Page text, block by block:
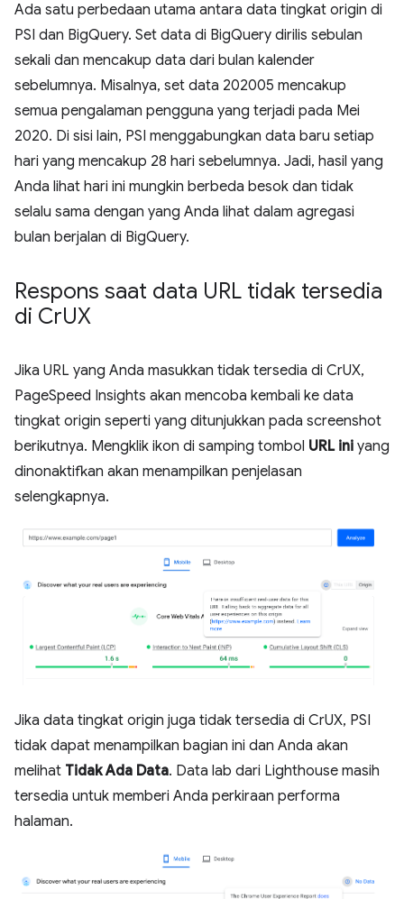
Ada satu perbedaan utama antara data tingkat origin di
PSI dan BigQuery. Set data di BigQuery dirilis sebulan
sekali dan mencakup data dari bulan kalender
sebelumnya. Misalnya, set data 202005 mencakup
semua pengalaman pengguna yang terjadi pada Mei
2020. Di sisi lain, PSI menggabungkan data baru setiap
hari yang mencakup 28 hari sebelumnya. Jadi, hasil yang
Anda lihat hari ini mungkin berbeda besok dan tidak
selalu sama dengan yang Anda lihat dalam agregasi
bulan berjalan di BigQuery.
Respons saat data URL tidak tersedia
di CrUX
Jika URL yang Anda masukkan tidak tersedia di CrUX,
PageSpeed Insights akan mencoba kembali ke data
tingkat origin seperti yang ditunjukkan pada screenshot
berikutnya. Mengklik ikon di samping tombol URL ini yang
dinonaktifkan akan menampilkan penjelasan
selengkapnya.
Jika data tingkat origin juga tidak tersedia di CrUX, PSI
tidak dapat menampilkan bagian ini dan Anda akan
melihat Tidak Ada Data. Data lab dari Lighthouse masih
tersedia untuk memberi Anda perkiraan performa
halaman.